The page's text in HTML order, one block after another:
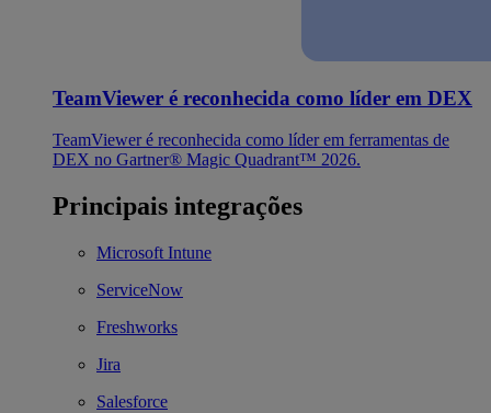
TeamViewer é reconhecida como líder em DEX
TeamViewer é reconhecida como líder em ferramentas de
DEX no Gartner® Magic Quadrant™ 2026.
Principais integrações
Microsoft Intune
ServiceNow
Freshworks
Jira
Salesforce